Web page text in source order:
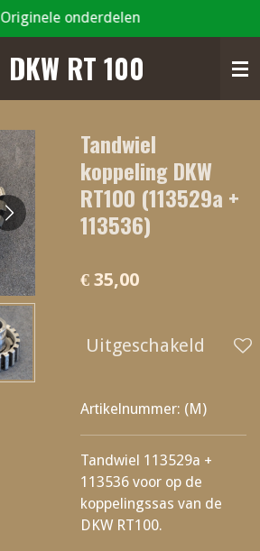
DKW RT 100
Originele onderdelen
Tandwiel
koppeling DKW
RT100 (113529a +
113536)
€ 35,00
Uitgeschakeld
Artikelnummer: (M)
Tandwiel 113529a +
113536 voor op de
koppelingssas van de
DKW RT100.